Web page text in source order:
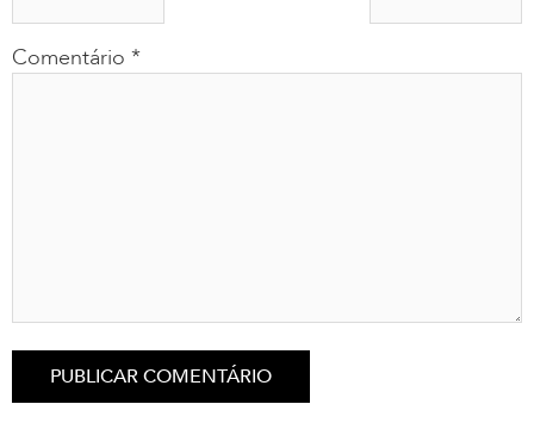
Comentário *